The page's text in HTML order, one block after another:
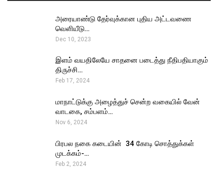
அரையாண்டு தேர்வுக்கான புதிய அட்டவணை
வெளியீடு…
Dec 10, 2023
இளம் வயதிலேயே சாதனை படைத்து நீதிபதியாகும்
திருச்சி…
Feb 17, 2024
மாநாட்டுக்கு அழைத்துச் சென்ற வகையில் வேன்
வாடகை, சம்பளம்…
Nov 6, 2024
பிரபல நகை கடையின் ₹ 34 கோடி சொத்துக்கள்
முடக்கம்-…
Feb 2, 2024